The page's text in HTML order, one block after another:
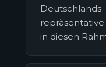
Deutschlands
repräsentative
in diesen